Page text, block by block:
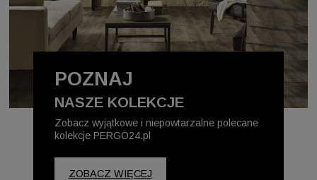
POZNAJ
NASZE KOLEKCJE
Zobacz wyjątkowe i niepowtarzalne polecane
kolekcje PERGO24.pl
ZOBACZ WIĘCEJ